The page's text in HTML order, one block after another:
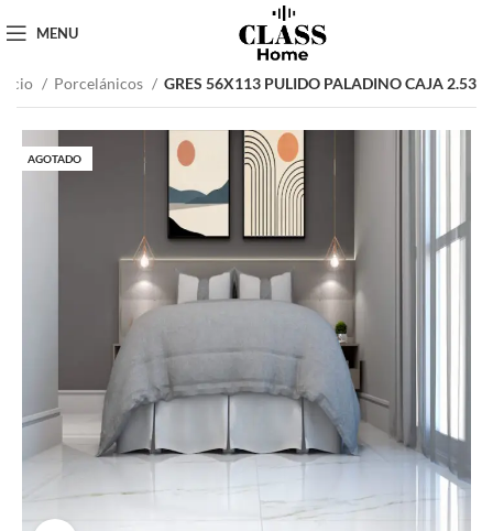
MENU
Porcelánicos GRES 56X113 PULIDO PALADINO CAJA 2.53
AGOTADO